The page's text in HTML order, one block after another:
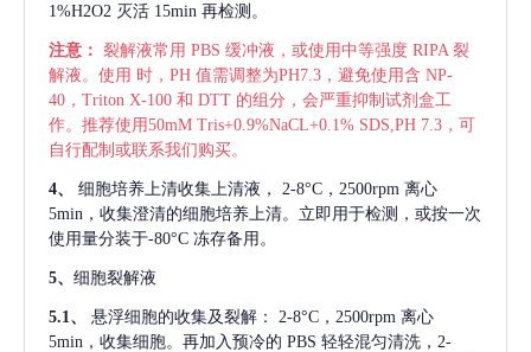
1%H2O2 灭活 15min 再检测。
注意： 裂解液常用 PBS 缓冲液，或使用中等强度 RIPA 裂
解液。使用 时，PH 值需调整为PH7.3，避免使用含 NP-
40，Triton X-100 和 DTT 的组分，会严重抑制试剂盒工
作。推荐使用50mM Tris+0.9%NaCL+0.1% SDS,PH 7.3，可
自行配制或联系我们购买。
4、 细胞培养上清收集上清液，
2-8°C，2500rpm 离心
5min，收集澄清的细胞培养上清。立即用于检测，或按一次
使用量分装于-80°C 冻存备用。
5、 细胞裂解液
5.1、 悬浮细胞的收集及裂解：
2-8°C，2500rpm 离心
5min，收集细胞。再加入预冷的 PBS 轻轻混匀清洗，2-